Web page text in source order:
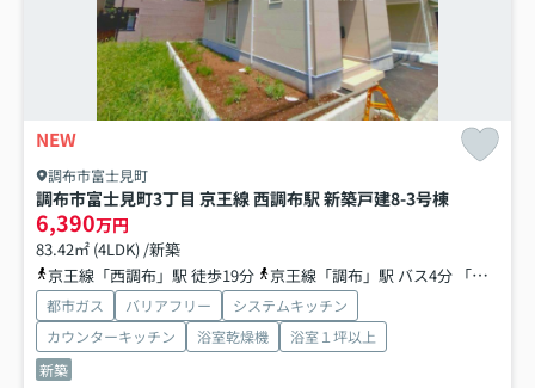
NEW
調布市富士見町
調布市富士見町3丁目 京王線 西調布駅 新築戸建8-3号棟
6,390万円
83.42㎡ (4LDK) /新築
京王線「西調布」駅 徒歩19分
京王線「調布」駅 バス4分 「御塔坂下」 停歩4分
都市ガス バリアフリー
システムキッチン
カウンターキッチン
浴室乾燥機
浴室１坪以上
新築